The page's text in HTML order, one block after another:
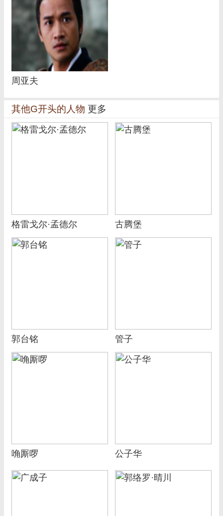
周亚夫
其他G开头的人物 更多
格雷戈尔·孟德尔 古腾堡
郭台铭 管子
唃厮啰 公子华